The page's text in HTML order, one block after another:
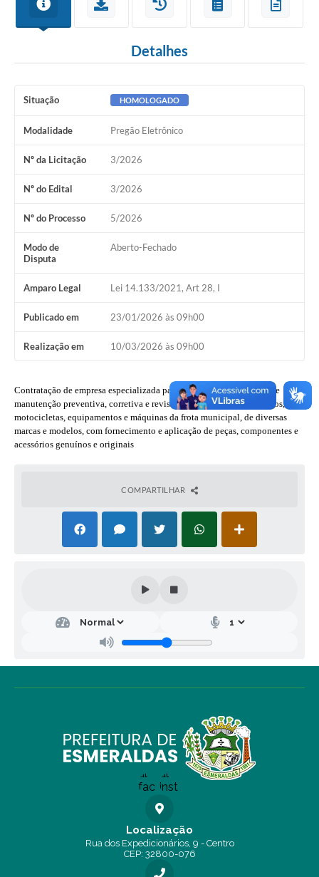
Detalhes
Situação HOMOLOGADO
Modalidade Pregão Eletrônico
Nº da Licitação 3/2026
Nº do Edital 3/2026
Nº do Processo 5/2026
Modo de
Disputa
Aberto-Fechado
Amparo Legal Lei 14.133/2021, Art 28, I
Publicado em 23/01/2026 às 09h00
Realização em 10/03/2026 às 09h00
Contratação de empresa especializada para a prestação de serviços de
manutenção preventiva, corretiva e revisão de veículos leves, pesados,
motocicletas, equipamentos e máquinas da frota municipal, de diversas
marcas e modelos, com fornecimento e aplicação de peças, componentes e
acessórios genuínos e originais
COMPARTILHAR
Localização
Rua dos Expedicionários, 9 - Centro
CEP: 32800-076